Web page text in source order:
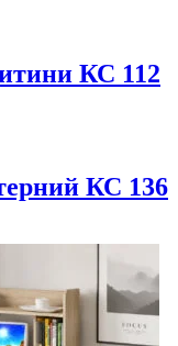
КС 112
КС 136